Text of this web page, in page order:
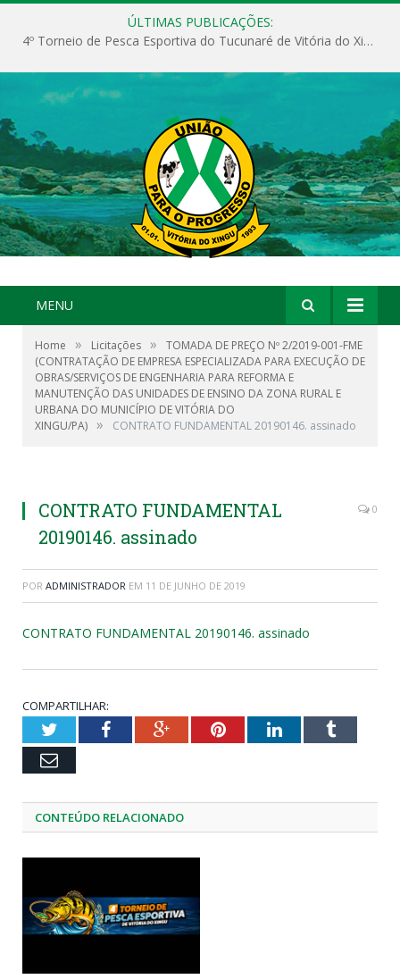
ÚLTIMAS PUBLICAÇÕES:
4º Torneio de Pesca Esportiva do Tucunaré de Vitória do Xingu
MENU
Home » Licitações »
TOMADA DE PREÇO Nº 2/2019-001-FME
(CONTRATAÇÃO DE EMPRESA ESPECIALIZADA PARA EXECUÇÃO DE
OBRAS/SERVIÇOS DE ENGENHARIA PARA REFORMA E
MANUTENÇÃO DAS UNIDADES DE ENSINO DA ZONA RURAL E
URBANA DO MUNICÍPIO DE VITÓRIA DO
XINGU/PA) » CONTRATO FUNDAMENTAL 20190146. assinado
CONTRATO FUNDAMENTAL
20190146. assinado
0
POR ADMINISTRADOR EM 11 DE JUNHO DE 2019
CONTRATO FUNDAMENTAL 20190146. assinado
COMPARTILHAR:
TwitterFacebookGoogle+PinterestLinkedInTumblr
Email
CONTEÚDO RELACIONADO